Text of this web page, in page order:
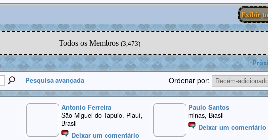
Exibir
Todos os Membros (3,473)
Pesquisa avançada
Ordenar por:
Paulo Santos
minas, Brasil
Deixar um comentário
Antonio Ferreira
São Miguel do Tapuio, Piauí,
Brasil
Deixar um comentário